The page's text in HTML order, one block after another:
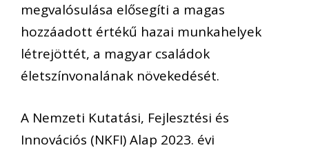
megvalósulása elősegíti a magas
hozzáadott értékű hazai munkahelyek
létrejöttét, a magyar családok
életszínvonalának növekedését.
A Nemzeti Kutatási, Fejlesztési és
Innovációs (NKFI) Alap 2023. évi